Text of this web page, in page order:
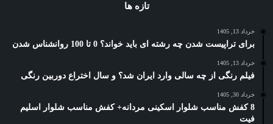
تازه ها
خرداد 13, 1405
برای تراپیست شدن چه رشته ای باید خواند؟ 0 تا 100 روانشناس شدن
خرداد 13, 1405
فیلم رنگی از چه سالی وارد ایران شد؟ و سال اختراع دوربین رنگی
خرداد 30, 1405
8 کفش مناسب شلوار اسکینی مردانه+ کفش مناسب شلوار اسلیم
فیت